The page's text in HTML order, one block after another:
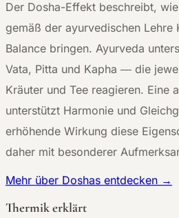
Der Dosha-Effekt beschreibt,
gemäß der ayurvedischen Lehre
Balance bringen. Ayurveda
Vata, Pitta und Kapha — die
Kräuter und Tee reagieren. Eine
unterstützt Harmonie und
erhöhende Wirkung diese
daher mit besonderer
Mehr über Doshas entdecken →
Thermik erklärt